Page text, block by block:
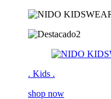
. Kids .
shop now